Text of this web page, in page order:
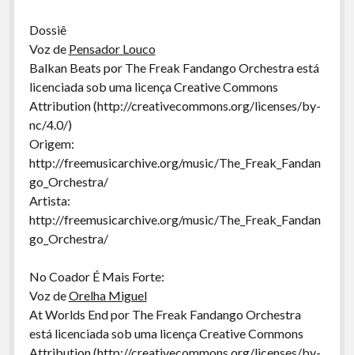
Dossiê
Voz de Pensador Louco
Balkan Beats por The Freak Fandango Orchestra está
licenciada sob uma licença Creative Commons
Attribution (http://creativecommons.org/licenses/by-
nc/4.0/)
Origem:
http://freemusicarchive.org/music/The_Freak_Fandan
go_Orchestra/
Artista:
http://freemusicarchive.org/music/The_Freak_Fandan
go_Orchestra/
No Coador É Mais Forte:
Voz deOrelha Miguel
At Worlds End por The Freak Fandango Orchestra
está licenciada sob uma licença Creative Commons